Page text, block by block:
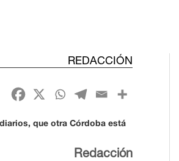
REDACCIÓN
que otra Córdoba está
Redacción